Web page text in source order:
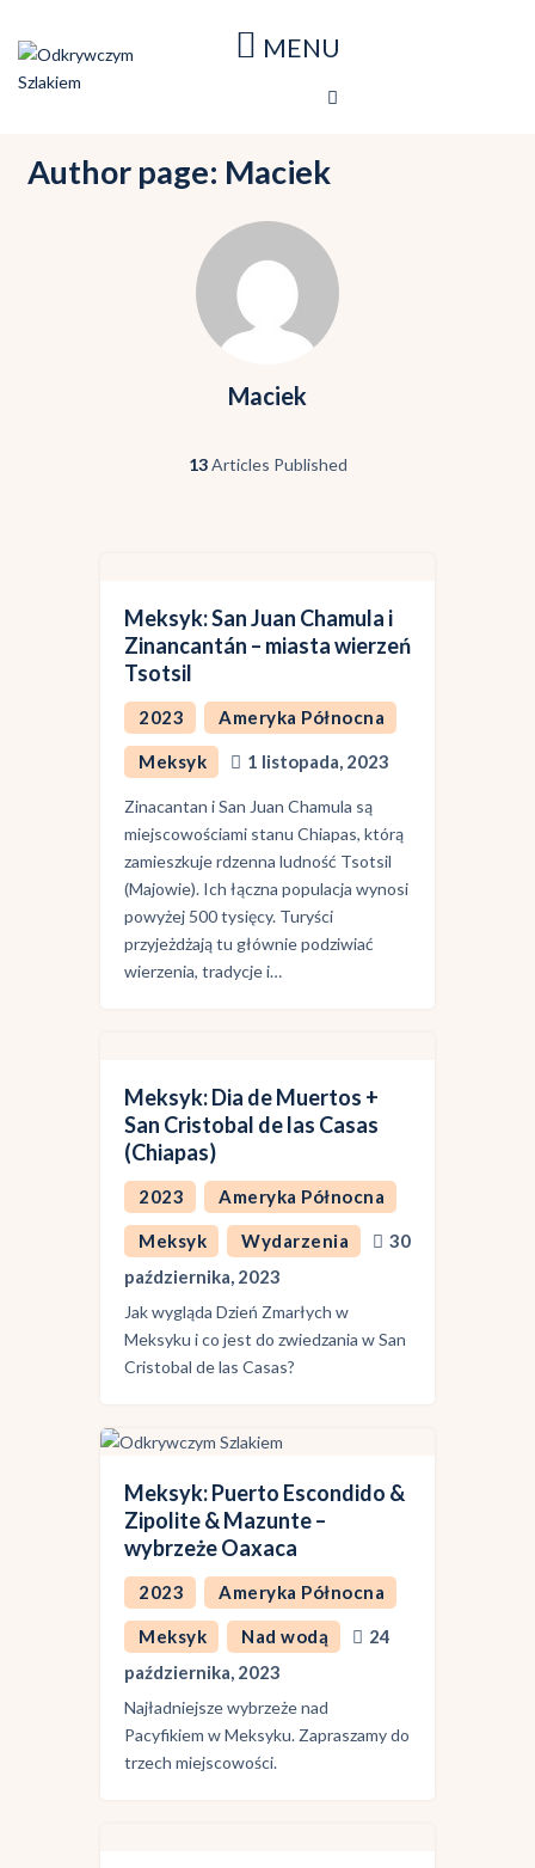
Author page: Maciek
Strona główna
Nasze podróże
O stronie
Maciek
13Articles Published
Meksyk: San Juan Chamula i
Zinancantán – miasta wierzeń
Tsotsil
2023 Ameryka Północna
Meksyk 1 listopada, 2023
Zinacantan i San Juan Chamula są
miejscowościami stanu Chiapas, którą
zamieszkuje rdzenna ludność Tsotsil
(Majowie). Ich łączna populacja wynosi
powyżej 500 tysięcy. Turyści
przyjeżdżają tu głównie podziwiać
wierzenia, tradycje i…
Meksyk: Dia de Muertos +
San Cristobal de las Casas
(Chiapas)
2023 Ameryka Północna
Meksyk Wydarzenia
30
października, 2023
Jak wygląda Dzień Zmarłych w
Meksyku i co jest do zwiedzania w San
Cristobal de las Casas?
Meksyk: Puerto Escondido &
Zipolite & Mazunte –
wybrzeże Oaxaca
2023 Ameryka Północna
Meksyk Nad wodą
24
października, 2023
Najładniejsze wybrzeże nad
Pacyfikiem w Meksyku. Zapraszamy do
trzech miejscowości.